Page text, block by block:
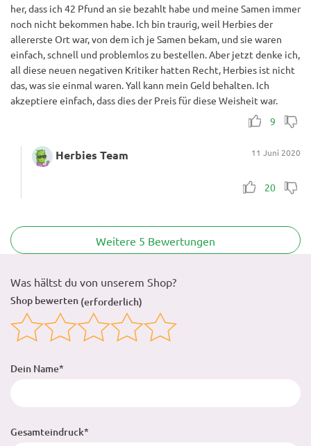
her, dass ich 42 Pfund an sie bezahlt habe und meine Samen immer
noch nicht bekommen habe. Ich bin traurig, weil Herbies der
allererste Ort war, von dem ich je Samen bekam, und sie waren
einfach, schnell und problemlos zu bestellen. Aber jetzt denke ich,
all diese neuen negativen Kritiker hatten Recht, Herbies ist nicht
das, was sie einmal waren. Yall kann mein Geld behalten. Ich
akzeptiere einfach, dass dies der Preis für diese Weisheit war.
9
Herbies Team 11 Juni 2020
20
Weitere 5 Bewertungen
Was hältst du von unserem Shop?
Shop bewerten (erforderlich)
Dein Name*
Gesamteindruck*